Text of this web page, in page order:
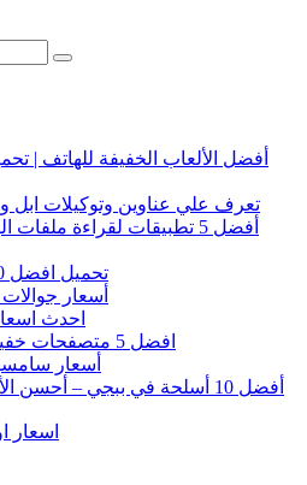
أفضل الألعاب الخفيفة للهاتف |
تعرف علي عناوين وتوكيلات ابل
تحميل افضل 10 العاب بنات للأندوريد
أسعار جوالات
احدث
افضل 5 متصفحات خفيفه لعام 2023 للأندرويد
أسعار
أفضل 10 أسلحة في ببجي –
اسعار